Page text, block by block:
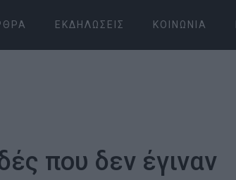
ΕΚΔΗΛΏΣΕΙΣ ΚΟΙΝΩΝΊΑ
που δεν έγιναν